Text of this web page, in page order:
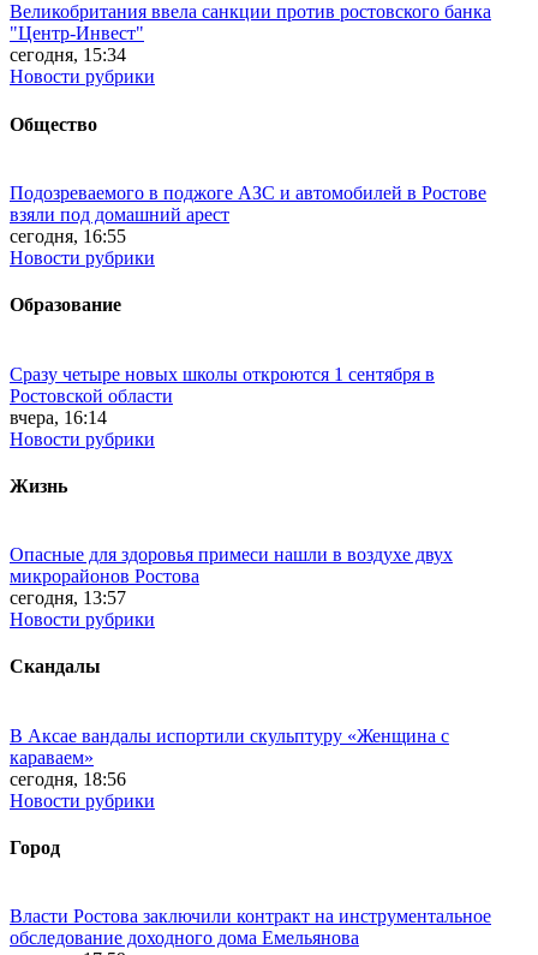
Великобритания ввела санкции против ростовского банка
"Центр-Инвест"
сегодня, 15:34
Новости рубрики
Общество
Подозреваемого в поджоге АЗС и автомобилей в Ростове
взяли под домашний арест
сегодня, 16:55
Новости рубрики
Образование
Сразу четыре новых школы откроются 1 сентября в
Ростовской области
вчера, 16:14
Новости рубрики
Жизнь
Опасные для здоровья примеси нашли в воздухе двух
микрорайонов Ростова
сегодня, 13:57
Новости рубрики
Скандалы
В Аксае вандалы испортили скульптуру «Женщина с
караваем»
сегодня, 18:56
Новости рубрики
Город
Власти Ростова заключили контракт на инструментальное
обследование доходного дома Емельянова